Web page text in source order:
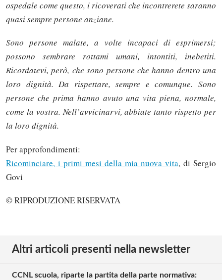
ospedale come questo, i ricoverati che incontrerete saranno
quasi sempre persone anziane.
Sono persone malate, a volte incapaci di esprimersi;
possono sembrare rottami umani, intontiti, inebetiti.
Ricordatevi, però, che sono persone che hanno dentro una
loro dignità. Da rispettare, sempre e comunque. Sono
persone che prima hanno avuto una vita piena, normale,
come la vostra. Nell’avvicinarvi, abbiate tanto rispetto per
la loro dignità.
Per approfondimenti:
Ricominciare, i primi mesi della mia nuova vita, di Sergio
Govi
© RIPRODUZIONE RISERVATA
Altri articoli presenti nella newsletter
CCNL scuola, riparte la partita della parte normativa: